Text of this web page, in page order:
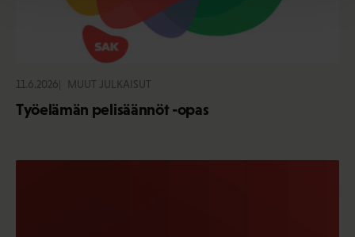
11.6.2026 MUUT JULKAISUT
Työelämän pelisäännöt -opas